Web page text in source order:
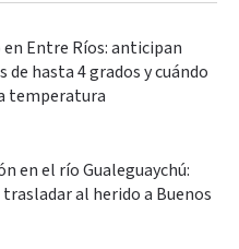
Entre Ríos: anticipan
de hasta 4 grados y cuándo
temperatura
en el río Gualeguaychú:
al herido a Buenos